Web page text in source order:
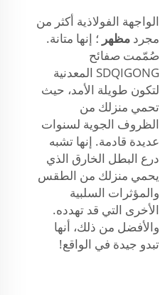
الواجهة الفولاذية أكثر من
مجرد مظهر ؛ إنها متانة.
صُمّمت صفائح
SDQIGONG المعدنية
لتكون طويلة الأمد، حيث
تحمي منزلك من
الظروف الجوية لسنوات
عديدة قادمة. إنها تشبه
درع البطل الخارق الذي
يحمي منزلك من الطقس
والمؤثرات السلبية
الأخرى التي قد تهدده.
والأفضل من ذلك، أنها
تبدو جيدة في الواقع!